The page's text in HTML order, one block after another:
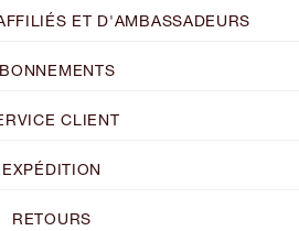
ET D'AMBASSADEURS
CLIENT
EXPÉDITION
RETOURS